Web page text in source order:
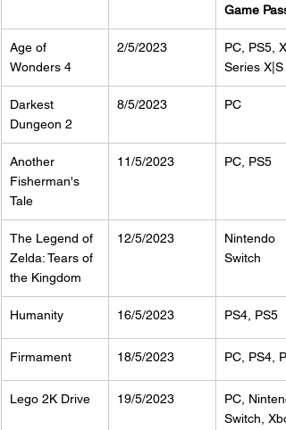
Game Pass
Age of
Wonders 4
2/5/2023
PC, PS5,
Series X|S
Darkest
Dungeon 2
8/5/2023 PC
Another
Fisherman's
Tale
11/5/2023 PC, PS5
The Legend of
Zelda: Tears of
the Kingdom
12/5/2023
Nintendo
Switch
Humanity 16/5/2023 PS4, PS5
Firmament 18/5/2023 PC, PS4,
Lego 2K Drive 19/5/2023
PC,
Switch,